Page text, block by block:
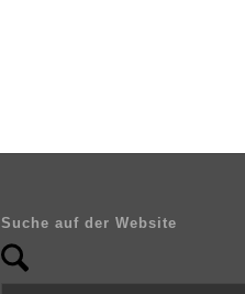
Suche auf der Website